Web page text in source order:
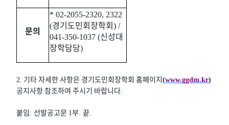
문의
* 02-2055-2320, 2322
(경기도민회장학회) /
041-350-1037 (신성대
장학담당)
2 기타 자세한 사항은 경기도민회장학회 홈페이지(www.ggdm.kr)
공지사항 참조하여 주시기 바랍니다
붙임 : 선발공고문 1부 끝